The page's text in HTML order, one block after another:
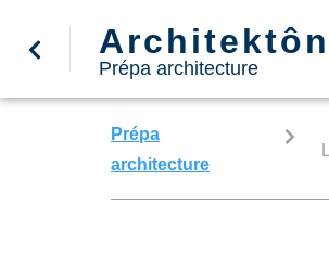
Architektôn
Prépa architecture
Prépa
architecture